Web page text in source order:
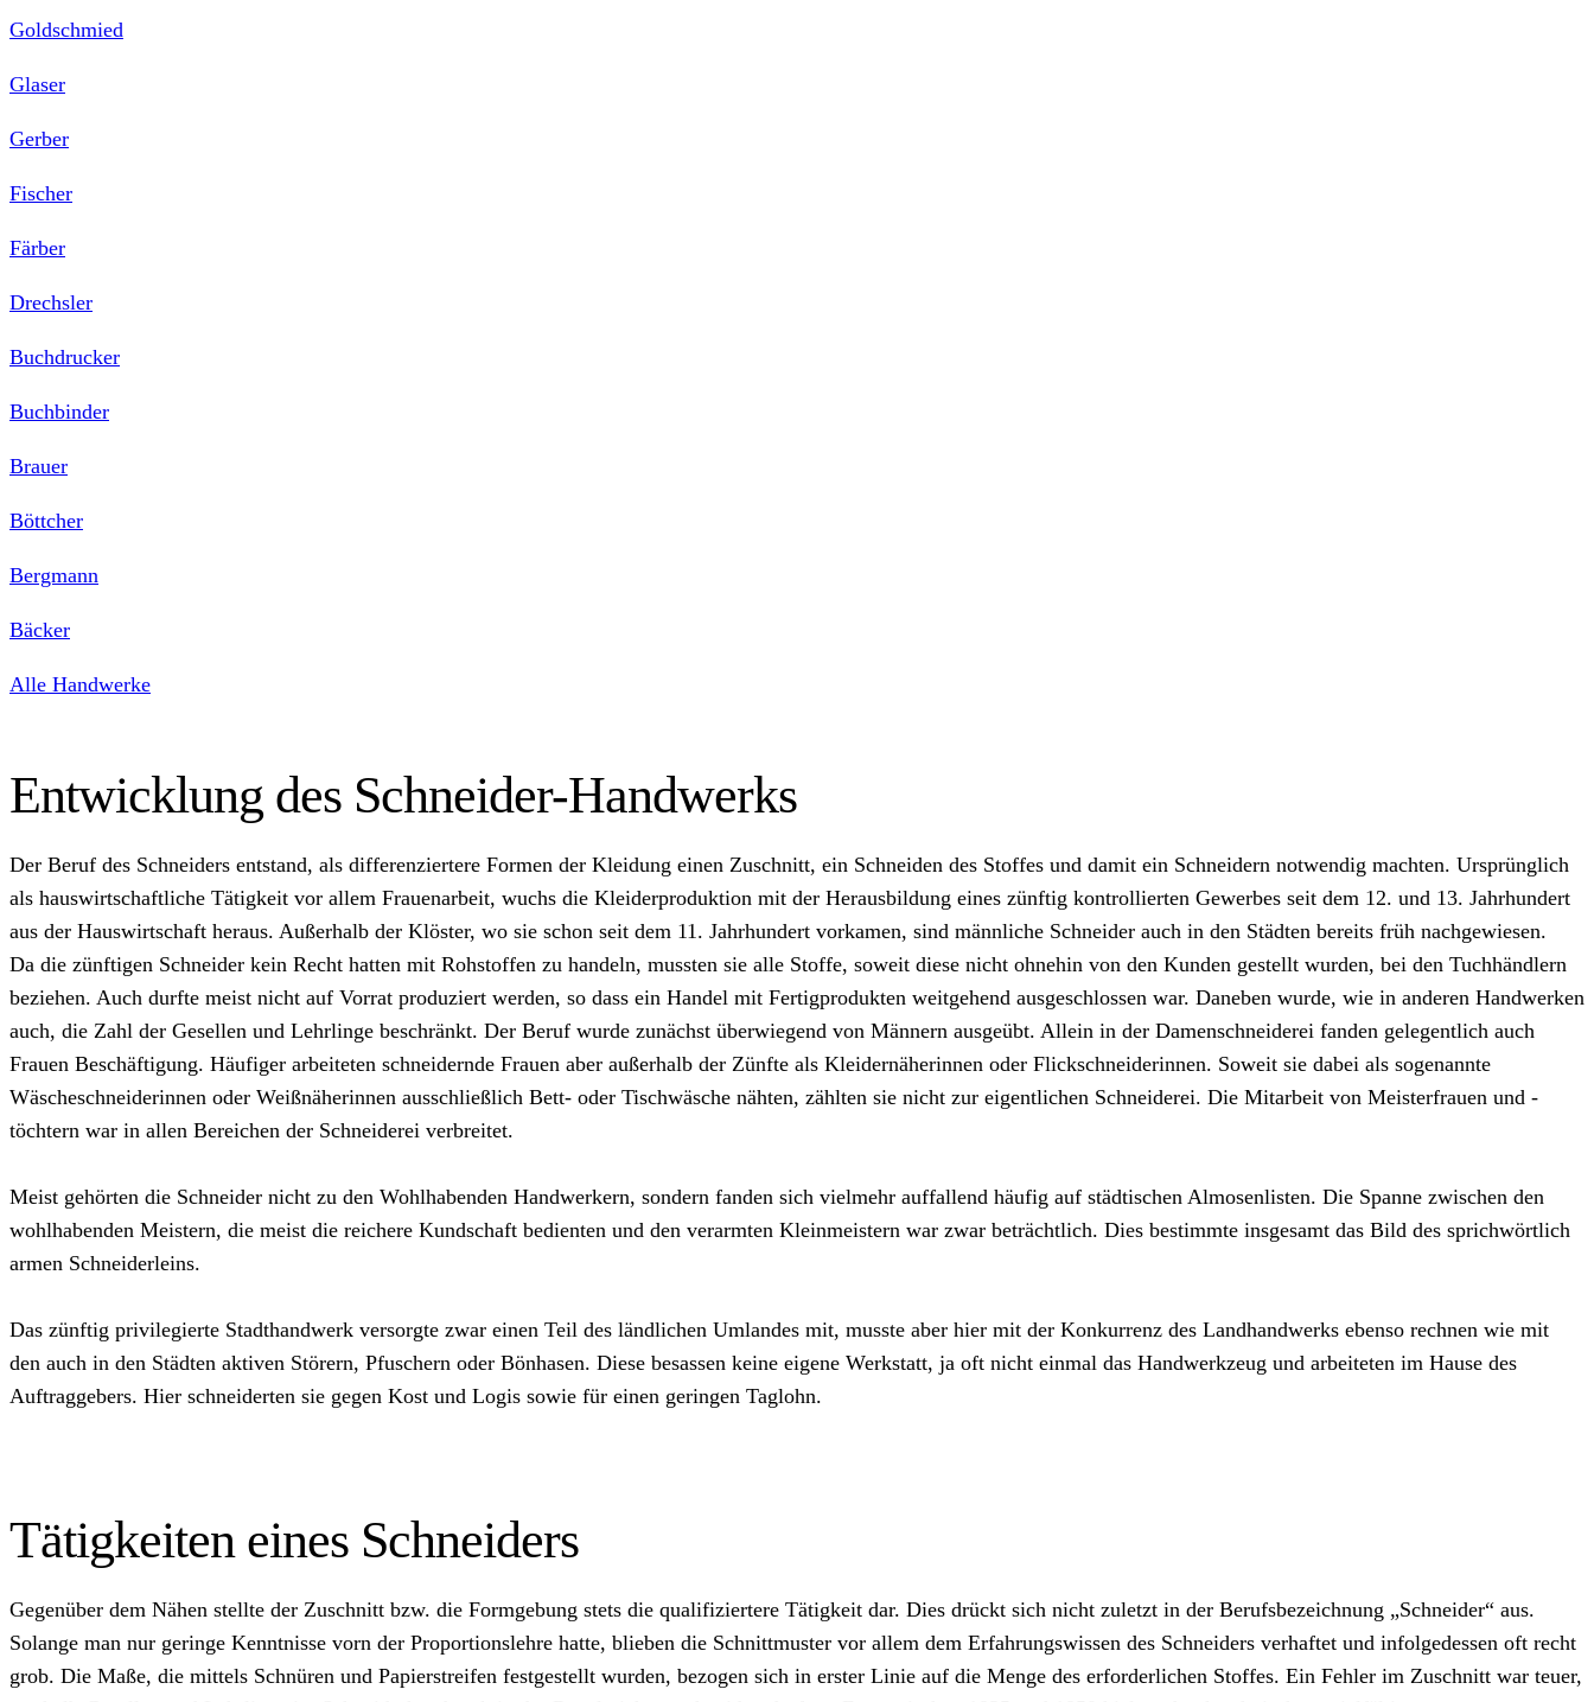
Goldschmied
Glaser
Gerber
Fischer
Färber
Drechsler
Buchdrucker
Buchbinder
Brauer
Böttcher
Bergmann
Bäcker
Alle Handwerke
Entwicklung des Schneider-Handwerks
Der Beruf des Schneiders entstand, als differenziertere Formen der Kleidung einen Zuschnitt, ein Schneiden des Stoffes und damit ein Schneidern notwendig machten. Ursprünglich
als hauswirtschaftliche Tätigkeit vor allem Frauenarbeit, wuchs die Kleiderproduktion mit der Herausbildung eines zünftig kontrollierten Gewerbes seit dem 12. und 13. Jahrhundert
aus der Hauswirtschaft heraus. Außerhalb der Klöster, wo sie schon seit dem 11. Jahrhundert vorkamen, sind männliche Schneider auch in den Städten bereits früh nachgewiesen.
Da die zünftigen Schneider kein Recht hatten mit Rohstoffen zu handeln, mussten sie alle Stoffe, soweit diese nicht ohnehin von den Kunden gestellt wurden, bei den Tuchhändlern
beziehen. Auch durfte meist nicht auf Vorrat produziert werden, so dass ein Handel mit Fertigprodukten weitgehend ausgeschlossen war. Daneben wurde, wie in anderen Handwerken
auch, die Zahl der Gesellen und Lehrlinge beschränkt. Der Beruf wurde zunächst überwiegend von Männern ausgeübt. Allein in der Damenschneiderei fanden gelegentlich auch
Frauen Beschäftigung. Häufiger arbeiteten schneidernde Frauen aber außerhalb der Zünfte als Kleidernäherinnen oder Flickschneiderinnen. Soweit sie dabei als sogenannte
Wäscheschneiderinnen oder Weißnäherinnen ausschließlich Bett- oder Tischwäsche nähten, zählten sie nicht zur eigentlichen Schneiderei. Die Mitarbeit von Meisterfrauen und -
töchtern war in allen Bereichen der Schneiderei verbreitet.
Meist gehörten die Schneider nicht zu den Wohlhabenden Handwerkern, sondern fanden sich vielmehr auffallend häufig auf städtischen Almosenlisten. Die Spanne zwischen den
wohlhabenden Meistern, die meist die reichere Kundschaft bedienten und den verarmten Kleinmeistern war zwar beträchtlich. Dies bestimmte insgesamt das Bild des sprichwörtlich
armen Schneiderleins.
Das zünftig privilegierte Stadthandwerk versorgte zwar einen Teil des ländlichen Umlandes mit, musste aber hier mit der Konkurrenz des Landhandwerks ebenso rechnen wie mit
den auch in den Städten aktiven Störern, Pfuschern oder Bönhasen. Diese besassen keine eigene Werkstatt, ja oft nicht einmal das Handwerkzeug und arbeiteten im Hause des
Auftraggebers. Hier schneiderten sie gegen Kost und Logis sowie für einen geringen Taglohn.
Tätigkeiten eines Schneiders
Gegenüber dem Nähen stellte der Zuschnitt bzw. die Formgebung stets die qualifiziertere Tätigkeit dar. Dies drückt sich nicht zuletzt in der Berufsbezeichnung „Schneider“ aus.
Solange man nur geringe Kenntnisse vorn der Proportionslehre hatte, blieben die Schnittmuster vor allem dem Erfahrungswissen des Schneiders verhaftet und infolgedessen oft recht
grob. Die Maße, die mittels Schnüren und Papierstreifen festgestellt wurden, bezogen sich in erster Linie auf die Menge des erforderlichen Stoffes. Ein Fehler im Zuschnitt war teuer,